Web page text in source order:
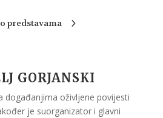
predstavama
GORJANSKI
događanjima oživljene povijesti
je suorganizator i glavni